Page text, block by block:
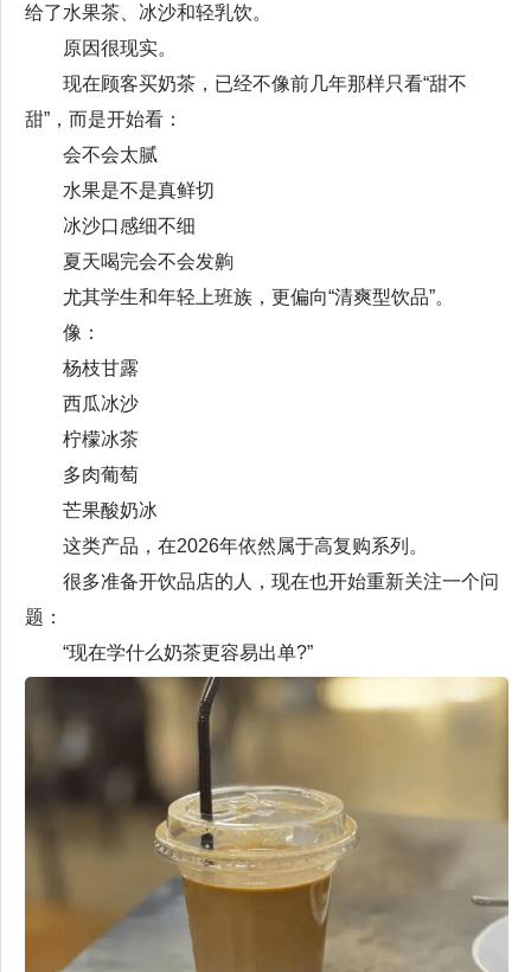
给了水果茶、冰沙和轻乳饮。
原因很现实。
现在顾客买奶茶，已经不像前几年那样只看“甜不
甜”，而是开始看：
会不会太腻
水果是不是真鲜切
冰沙口感细不细
夏天喝完会不会发齁
尤其学生和年轻上班族，更偏向“清爽型饮品”。
像：
杨枝甘露
西瓜冰沙
柠檬冰茶
多肉葡萄
芒果酸奶冰
这类产品，在2026年依然属于高复购系列。
很多准备开饮品店的人，现在也开始重新关注一个问
题：
“现在学什么奶茶更容易出单?”